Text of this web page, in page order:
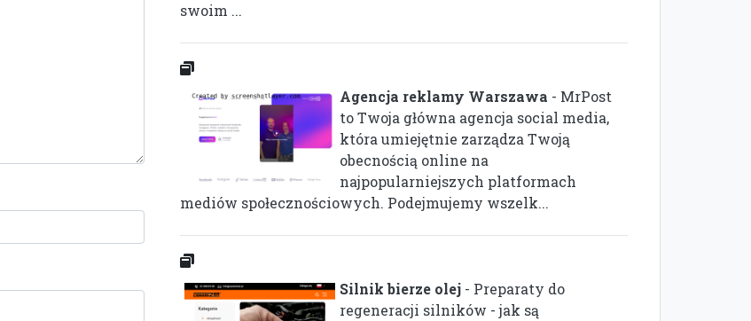
swoim ...
Agencja reklamy Warszawa - MrPost
to Twoja główna agencja social media,
która umiejętnie zarządza Twoją
obecnością online na
najpopularniejszych platformach
mediów społecznościowych. Podejmujemy wszelk...
Silnik bierze olej - Preparaty do
regeneracji silników - jak są